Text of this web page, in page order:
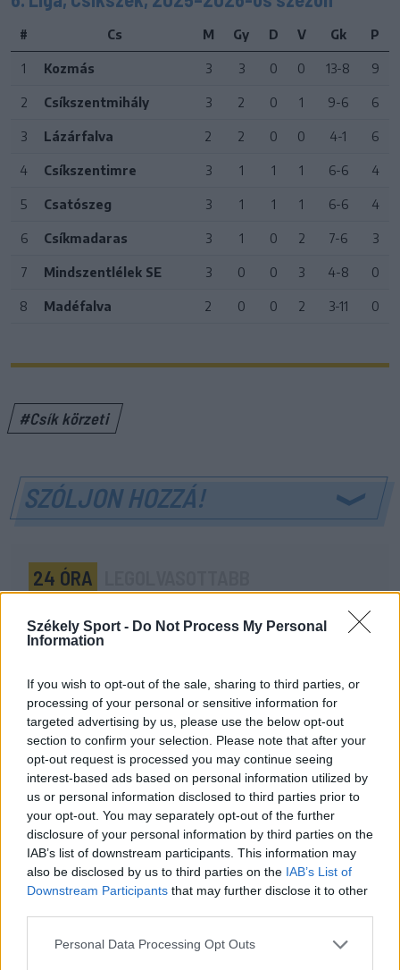
Székely Sport - Do Not Process My Personal
Information
If you wish to opt-out of the sale, sharing to third parties, or
processing of your personal or sensitive information for
targeted advertising by us, please use the below opt-out
section to confirm your selection. Please note that after your
opt-out request is processed you may continue seeing
interest-based ads based on personal information utilized by
us or personal information disclosed to third parties prior to
your opt-out. You may separately opt-out of the further
disclosure of your personal information by third parties on the
IAB’s list of downstream participants. This information may
also be disclosed by us to third parties on the IAB’s List of
Downstream Participants that may further disclose it to other
Personal Data Processing Opt Outs
# Cs M Gy D V Gk P
1 Kozmás 3 3 0 0 13-8 9
2 Csíkszentmihály 3 2 0 1 9-6 6
3 Lázárfalva 2 2 0 0 4-1 6
4 Csíkszentimre 3 1 1 1 6-6 4
5 Csatószeg 3 1 1 1 6-6 4
6 Csíkmadaras 3 1 0 2 7-6 3
7 Mindszentlélek SE 3 0 0 3 4-8 0
8 Madéfalva 2 0 0 2 3-11 0
#Csík körzeti
SZÓLJON HOZZÁ!
24 ÓRA
14:49
Ovidiu Burcă: a szurkolók energiája segíthet a nehéz
12:18
Egy évtized a háttérben – a csapatmenedzser
bevezetett az SZFC kulisszái mögé
10:33
Labda helyett ecset: szuperhősökkel népesítette be
egykori iskolája falát a bajnok kézilabdázó
09:51
Brit Nagydíj és focimeccsek – vasárnap a tévében
22:03